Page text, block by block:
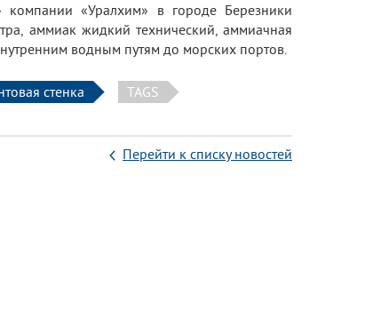
«Уралхим» в городе Березники
аммиак жидкий технический, аммиачная
водным путям до морских портов.
стенка TAGS
Перейти к списку новостей